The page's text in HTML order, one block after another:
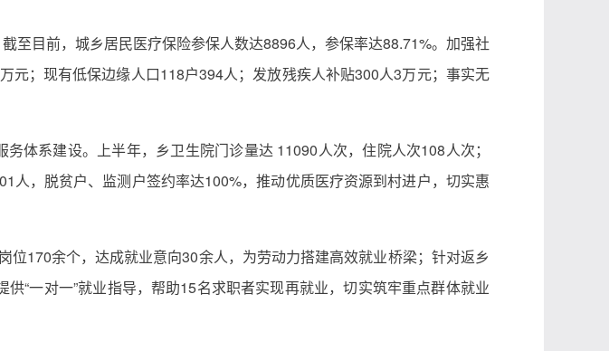
至目前，城乡居民医疗保险参保人数达8896人，参保率达88.71%。加强社
；现有低保边缘人口118户394人；发放残疾人补贴300人3万元；事实无
体系建设。上半年，乡卫生院门诊量达 11090人次，住院人次108人次；
，脱贫户、监测户签约率达100%，推动优质医疗资源到村进户，切实惠
170余个，达成就业意向30余人，为劳动力搭建高效就业桥梁；针对返乡
“一对一”就业指导，帮助15名求职者实现再就业，切实筑牢重点群体就业